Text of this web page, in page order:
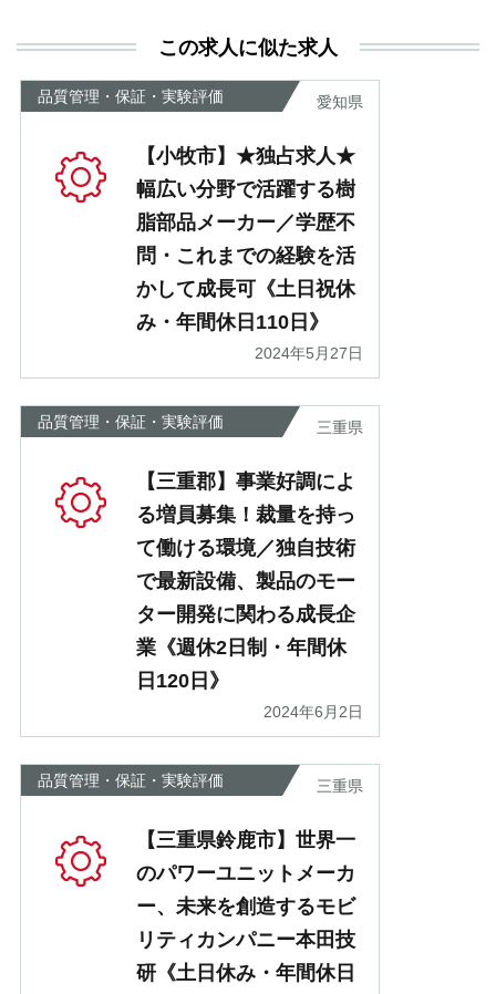
が
この求人に似た求人
品質管理・保証・実験評価 愛知県
【小牧市】★独占求人★
幅広い分野で活躍する樹
脂部品メーカー／学歴不
問・これまでの経験を活
かして成長可《土日祝休
み・年間休日110日》
2024年5月27日
品質管理・保証・実験評価 三重県
【三重郡】事業好調によ
る増員募集！裁量を持っ
て働ける環境／独自技術
で最新設備、製品のモー
ター開発に関わる成長企
業《週休2日制・年間休
日120日》
2024年6月2日
品質管理・保証・実験評価 三重県
【三重県鈴鹿市】世界一
のパワーユニットメーカ
ー、未来を創造するモビ
リティカンパニー本田技
研《土日休み・年間休日